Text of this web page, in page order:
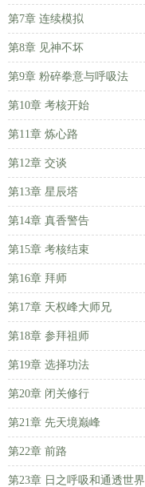
第7章 连续模拟
第8章 见神不坏
第9章 粉碎拳意与呼吸法
第10章 考核开始
第11章 炼心路
第12章 交谈
第13章 星辰塔
第14章 真香警告
第15章 考核结束
第16章 拜师
第17章 天权峰大师兄
第18章 参拜祖师
第19章 选择功法
第20章 闭关修行
第21章 先天境巅峰
第22章 前路
第23章 日之呼吸和通透世界